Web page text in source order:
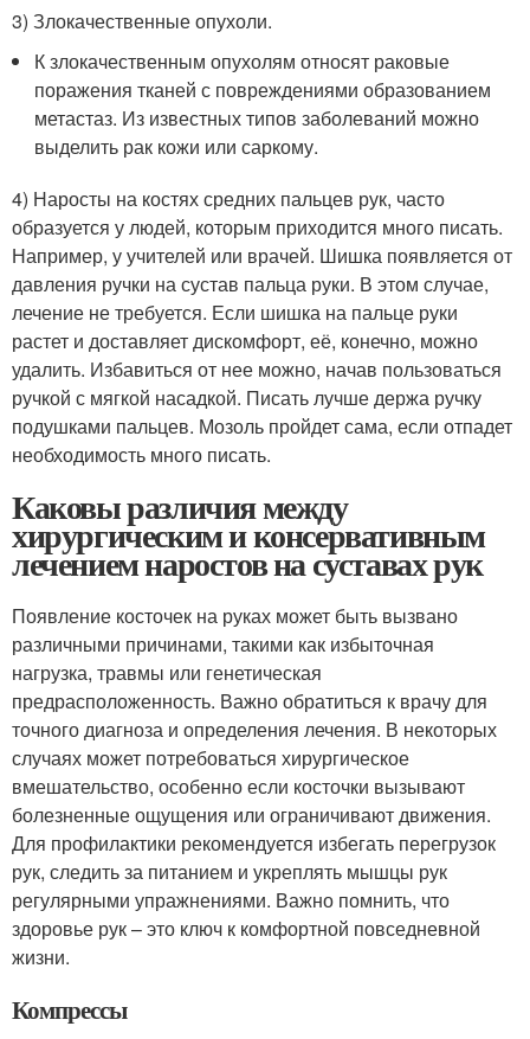
3) Злокачественные опухоли.
К злокачественным опухолям относят раковые
поражения тканей с повреждениями образованием
метастаз. Из известных типов заболеваний можно
выделить рак кожи или саркому.
4) Наросты на костях средних пальцев рук, часто
образуется у людей, которым приходится много писать.
Например, у учителей или врачей. Шишка появляется от
давления ручки на сустав пальца руки. В этом случае,
лечение не требуется. Если шишка на пальце руки
растет и доставляет дискомфорт, её, конечно, можно
удалить. Избавиться от нее можно, начав пользоваться
ручкой с мягкой насадкой. Писать лучше держа ручку
подушками пальцев. Мозоль пройдет сама, если отпадет
необходимость много писать.
Каковы различия между
хирургическим и консервативным
лечением наростов на суставах рук
Появление косточек на руках может быть вызвано
различными причинами, такими как избыточная
нагрузка, травмы или генетическая
предрасположенность. Важно обратиться к врачу для
точного диагноза и определения лечения. В некоторых
случаях может потребоваться хирургическое
вмешательство, особенно если косточки вызывают
болезненные ощущения или ограничивают движения.
Для профилактики рекомендуется избегать перегрузок
рук, следить за питанием и укреплять мышцы рук
регулярными упражнениями. Важно помнить, что
здоровье рук – это ключ к комфортной повседневной
жизни.
Компрессы